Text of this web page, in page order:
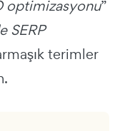
optimizasyonu”
SERP
terimler